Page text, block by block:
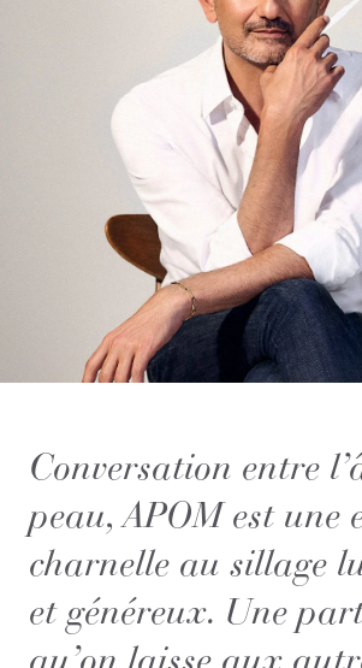
Conversation entre
peau, APOM est une
charnelle au sillage
et généreux. Une
qu’on laisse aux